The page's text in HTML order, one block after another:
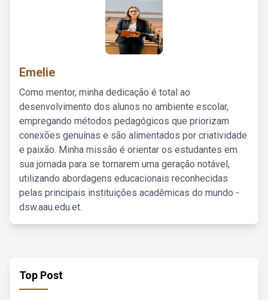
Emelie
Como mentor, minha dedicação é total ao
desenvolvimento dos alunos no ambiente escolar,
empregando métodos pedagógicos que priorizam
conexões genuínas e são alimentados por criatividade
e paixão. Minha missão é orientar os estudantes em
sua jornada para se tornarem uma geração notável,
utilizando abordagens educacionais reconhecidas
pelas principais instituições acadêmicas do mundo -
dsw.aau.edu.et.
Top Post